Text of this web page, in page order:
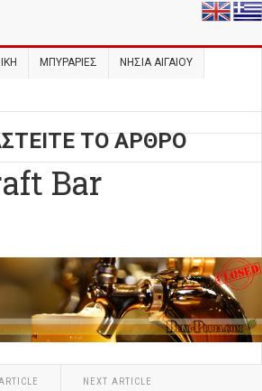
ΜΠΥΡΑΡΙΕΣ ΝΗΣΙΆ ΑΙΓΑΊΟΥ
ΤΟ ΑΡΘΡΟ
Bar
NEXT ARTICLE